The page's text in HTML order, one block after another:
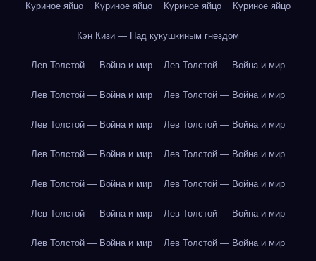
Куриное яйцо Куриное яйцо Куриное яйцо Куриное яйцо
Кэн Кизи — Над кукушкиным гнездом
Лев Толстой — Война и мир Лев Толстой — Война и мир
Лев Толстой — Война и мир Лев Толстой — Война и мир
Лев Толстой — Война и мир Лев Толстой — Война и мир
Лев Толстой — Война и мир Лев Толстой — Война и мир
Лев Толстой — Война и мир Лев Толстой — Война и мир
Лев Толстой — Война и мир Лев Толстой — Война и мир
Лев Толстой — Война и мир Лев Толстой — Война и мир